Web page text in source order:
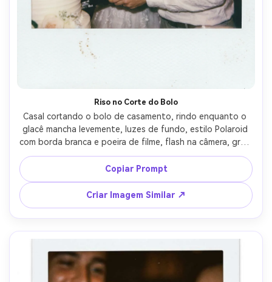
Riso no Corte do Bolo
Casal cortando o bolo de casamento, rindo enquanto o
glacê mancha levemente, luzes de fundo, estilo Polaroid
com borda branca e poeira de filme, flash na câmera, grão
suave e destaques ligeiramente lavados, captado com
lente 35mm, enquadramento espontâneo, clima divertido
e aconchegante --ar 4:5
Copiar Prompt
Criar Imagem Similar ↗